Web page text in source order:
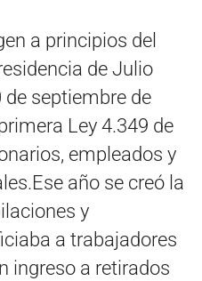
a principios del
de Julio
de septiembre de
Ley 4.349 de
empleados y
año se creó la
y
a trabajadores
ingreso a retirados